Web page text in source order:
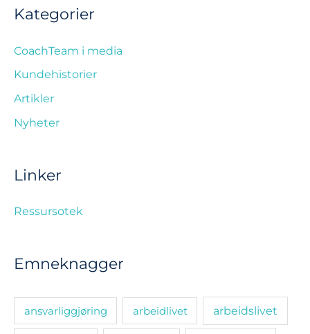
Kategorier
CoachTeam i media
Kundehistorier
Artikler
Nyheter
Linker
Ressursotek
Emneknagger
ansvarliggjøring arbeidlivet arbeidslivet